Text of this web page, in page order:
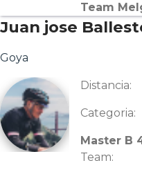
Team
Juan jose
Goya
Distancia:
Categoria:
Master B
Team: